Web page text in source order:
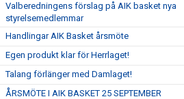
Valberedningens förslag på AIK basket nya
styrelsemedlemmar
Handlingar AIK Basket årsmöte
Egen produkt klar för Herrlaget!
Talang förlänger med Damlaget!
ÅRSMÖTE I AIK BASKET 25 SEPTEMBER